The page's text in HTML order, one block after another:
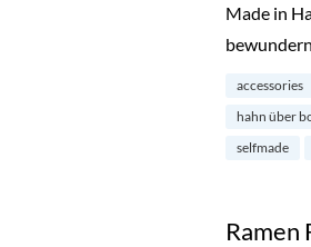
Made in
accessories
hahn über
selfmade